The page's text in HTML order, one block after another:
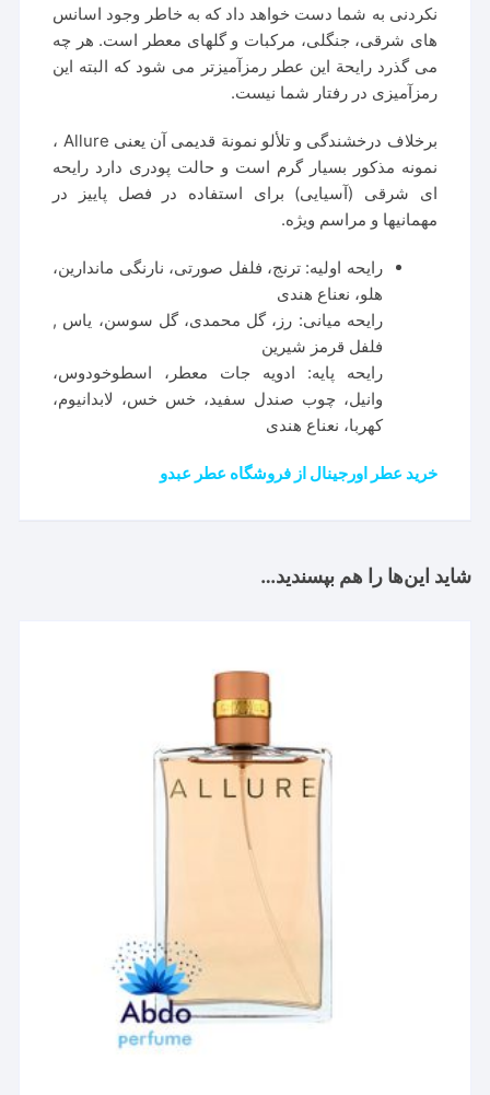
نکردنی به شما دست خواهد داد که به خاطر وجود اسانس
های شرقی، جنگلی، مرکبات و گلهای معطر است. هر چه
می گذرد رایحة این عطر رمزآمیزتر می شود که البته این
رمزآمیزی در رفتار شما نیست.
برخلاف درخشندگی و تلألو نمونة قدیمی آن یعنی Allure ،
نمونه مذکور بسیار گرم است و حالت پودری دارد رایحه
ای شرقی (آسیایی) برای استفاده در فصل پاییز در
مهمانیها و مراسم ویژه.
رایحه اولیه: ترنج، فلفل صورتی، نارنگی ماندارین،
هلو، نعناع هندی
رایحه میانی: رز، گل محمدی، گل سوسن، یاس ,
فلفل قرمز شیرین
رایحه پایه: ادویه جات معطر، اسطوخودوس،
وانیل، چوب صندل سفید، خس خس، لابدانیوم،
کهربا، نعناع هندی
خرید عطر اورجینال از فروشگاه عطر عبدو
شاید این‌ها را هم بپسندید…